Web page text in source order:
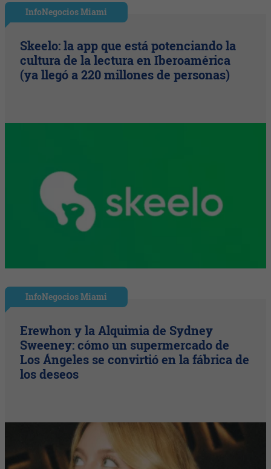
InfoNegocios Miami
Skeelo: la app que está potenciando la
cultura de la lectura en Iberoamérica
(ya llegó a 220 millones de personas)
InfoNegocios Miami
Erewhon y la Alquimia de Sydney
Sweeney: cómo un supermercado de
Los Ángeles se convirtió en la fábrica de
los deseos